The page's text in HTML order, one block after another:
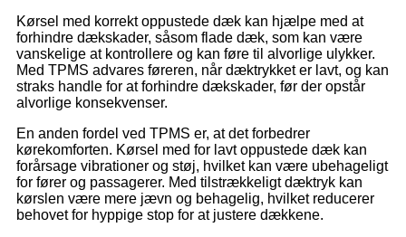
Kørsel med korrekt oppustede dæk kan hjælpe med at
forhindre dækskader, såsom flade dæk, som kan være
vanskelige at kontrollere og kan føre til alvorlige ulykker.
Med TPMS advares føreren, når dæktrykket er lavt, og kan
straks handle for at forhindre dækskader, før der opstår
alvorlige konsekvenser.
En anden fordel ved TPMS er, at det forbedrer
kørekomforten. Kørsel med for lavt oppustede dæk kan
forårsage vibrationer og støj, hvilket kan være ubehageligt
for fører og passagerer. Med tilstrækkeligt dæktryk kan
kørslen være mere jævn og behagelig, hvilket reducerer
behovet for hyppige stop for at justere dækkene.